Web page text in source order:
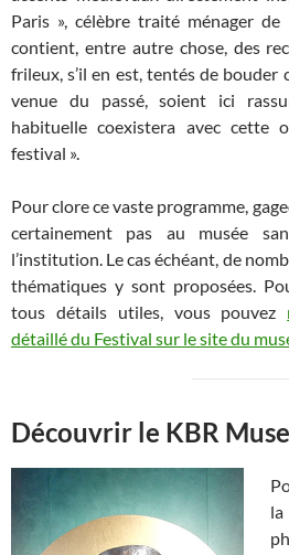
Paris », célèbre traité ménager
contient, entre autre chose, des
frileux, s’il en est, tentés de
venue du passé, soient ici
habituelle coexistera avec cette
festival ».
Pour clore ce vaste programme,
certainement pas au musée
l’institution. Le cas échéant, de
thématiques y sont proposées.
tous détails utiles, vous pouvez
détaillé du Festival sur le site du
Découvrir le KBR